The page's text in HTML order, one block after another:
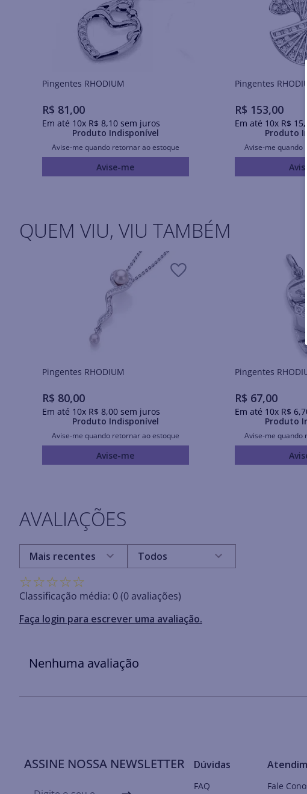
Pingentes RHODIUM
R$ 81,00
Em até 10x R$ 8,10sem juros
Produto Indisponível
Avise-me quando retornar ao estoque
Avise-me
Pingentes
R$ 153,00
Em até 10x R$ 15,
Produto
Avise-me quando
QUEM VIU, VIU TAMBÉM
Pingentes RHODIUM
R$ 80,00
Em até 10x R$ 8,00sem juros
Produto Indisponível
Avise-me quando retornar ao estoque
Avise-me
Pingentes
R$ 67,00
Em até 10x R$ 6,
Produto
Avise-me quando
AVALIAÇÕES
☆☆☆☆☆
Classificação média: 0(0 avaliações)
Faça login para escrever uma avaliação.
Mais recentes Todos
Nenhuma avaliação
ASSINE NOSSA NEWSLETTER Dúvidas
FAQ Fale